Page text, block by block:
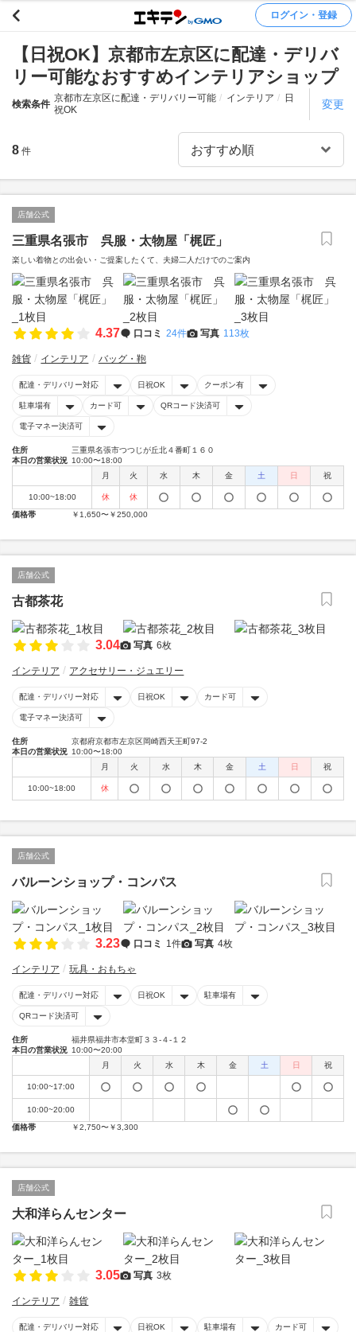
ログイン・登録
【日祝OK】京都市左京区に配達・デリバ
リー可能なおすすめインテリアショップ
検索条件
京都市左京区に配達・デリバリー可能 インテリア
日
祝OK
変更
8 件
店舗公式
三重県名張市 呉服・太物屋「梶匠」
楽しい着物との出会い・ご提案したくて、夫婦二人だけでのご案内
4.37 口コミ 24件 写真 113枚
雑貨 インテリア バッグ・鞄
配達・デリバリー対応 日祝OK クーポン有
駐車場有 カード可 QRコード決済可
電子マネー決済可
住所
三重県名張市つつじが丘北４番町１６０
本日の営業状況 10:00〜18:00
月
火 水 木 金 土 日 祝
10:00~18:00 休
休
価格帯
￥1,650〜￥250,000
店舗公式
古都茶花
3.04 写真 6枚
インテリア アクセサリー・ジュエリー
配達・デリバリー対応 日祝OK カード可
電子マネー決済可
住所
京都府京都市左京区岡崎西天王町97-2
本日の営業状況 10:00〜18:00
月
火 水 木 金 土 日 祝
10:00~18:00 休
店舗公式
バルーンショップ・コンパス
3.23 口コミ 1件 写真 4枚
インテリア 玩具・おもちゃ
配達・デリバリー対応 日祝OK 駐車場有
QRコード決済可
住所
福井県福井市本堂町３３-４-１２
本日の営業状況 10:00〜20:00
月
火 水 木 金 土 日 祝
10:00~17:00
10:00~20:00
価格帯
￥2,750〜￥3,300
店舗公式
大和洋らんセンター
3.05 写真 3枚
インテリア 雑貨
配達・デリバリー対応 日祝OK 駐車場有 カード可